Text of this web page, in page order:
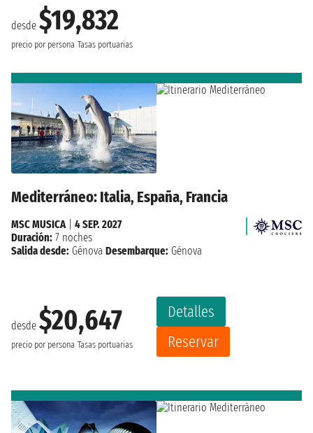
desde $19,832
precio por persona Tasas portuarias
Mediterráneo: Italia, España, Francia
desde $20,647
precio por persona Tasas portuarias
Detalles
Reservar
MSC MUSICA| 4 SEP. 2027
Duración: 7 noches
Salida desde: Génova Desembarque: Génova